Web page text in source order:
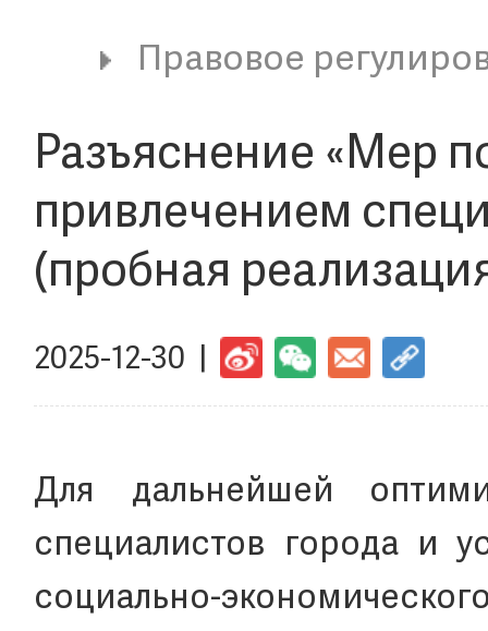
Правовое
Разъяснение «Мер
привлечением
(пробная
2025-12-30 |
Для дальнейшей
специалистов города и
социально-